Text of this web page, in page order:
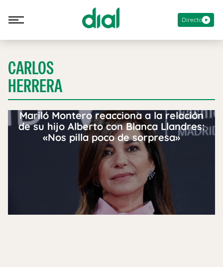
Directo
CARLOS
HERRERA
Mariló Montero reacciona a la relación
de su hijo Alberto con Blanca Llandres:
«Nos pilla poco de sorpresa»